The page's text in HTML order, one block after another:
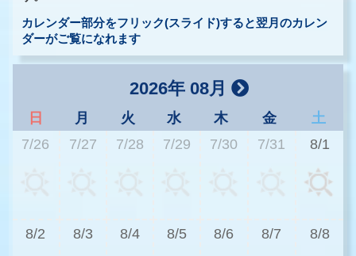
カレンダー部分をフリック(スライド)すると翌月のカレン
ダーがご覧になれます
2026年 08月
日 月 火 水 木 金
土
7/26
7/27 7/28 7/29 7/30 7/31 8/1
8/2 8/3 8/4 8/5 8/6 8/7 8/8